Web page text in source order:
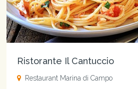
Ristorante Il Cantuccio
Restaurant Marina di Campo